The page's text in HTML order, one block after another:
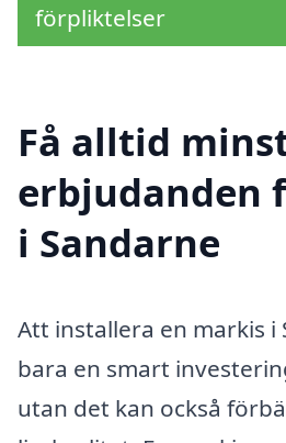
förpliktelser
Få alltid
erbjudanden
i Sandarne
Att installera en markis i
bara en smart
utan det kan också